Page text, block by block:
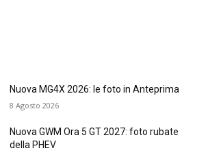
Nuova MG4X 2026: le foto in Anteprima
8 Agosto 2026
Nuova GWM Ora 5 GT 2027: foto rubate
della PHEV